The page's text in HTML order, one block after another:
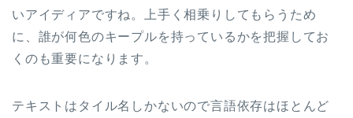
いアイディアですね。上手く相乗りしてもらうため
に、誰が何色のキープルを持っているかを把握してお
くのも重要になります。
テキストはタイル名しかないので言語依存はほとんど